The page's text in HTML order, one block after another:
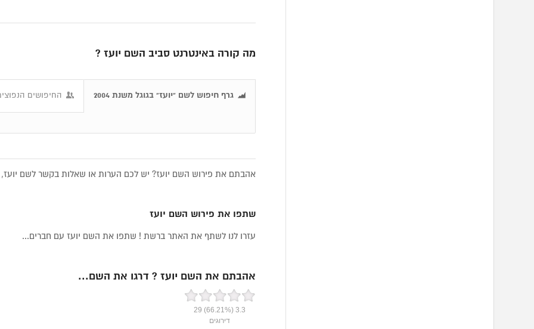
מה קורה באינטרנט סביב השם יועז ?
גרף חיפוש לשם "יועז" בגוגל משנת 2004 החיפושים
אהבתם את פירוש השם יועז? יש לכם הערות או שאלות בקשר לשם יועז,
שתפו את פירוש השם יועז
עזרו לנו לשתף את האתר ברשת ! שתפו את השם יועז עם חברים...
אהבתם את השם יועז ? דרגו את השם...
3.3
(66.21%)
29
דירוגים